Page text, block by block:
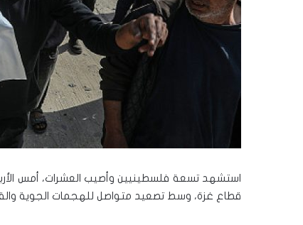
استشهد تسعة فلسطينيين وأصيب العشرات، أمس
قطاع غزة، وسط تصعيد متواصل للهجمات الجوية